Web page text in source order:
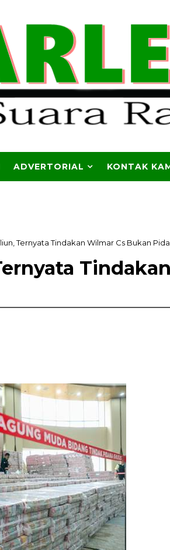
ADVERTORIAL KONTAK
Ternyata Tindakan Wilmar Cs Bukan
Tindakan